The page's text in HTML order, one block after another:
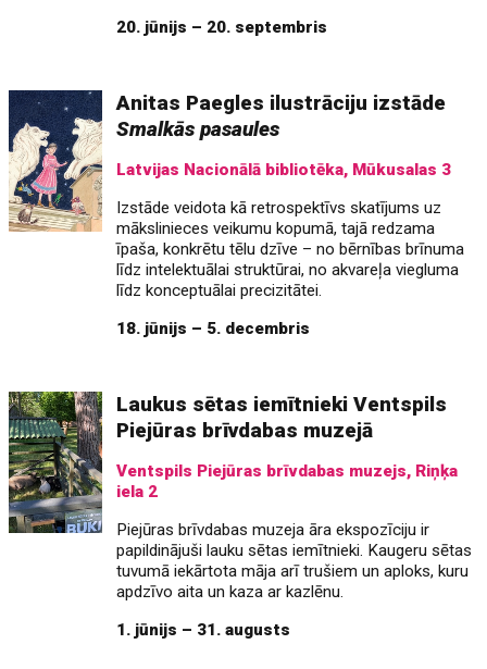
20. jūnijs – 20. septembris
Anitas Paegles ilustrāciju izstāde
Smalkās pasaules
Latvijas Nacionālā bibliotēka, Mūkusalas 3
Izstāde veidota kā retrospektīvs skatījums uz
mākslinieces veikumu kopumā, tajā redzama
īpaša, konkrētu tēlu dzīve – no bērnības brīnuma
līdz intelektuālai struktūrai, no akvareļa viegluma
līdz konceptuālai precizitātei.
18. jūnijs – 5. decembris
Laukus sētas iemītnieki Ventspils
Piejūras brīvdabas muzejā
Ventspils Piejūras brīvdabas muzejs, Riņķa
iela 2
Piejūras brīvdabas muzeja āra ekspozīciju ir
papildinājuši lauku sētas iemītnieki. Kaugeru sētas
tuvumā iekārtota māja arī trušiem un aploks, kuru
apdzīvo aita un kaza ar kazlēnu.
1. jūnijs – 31. augusts